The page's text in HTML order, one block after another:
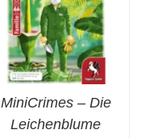
MiniCrimes – Die
Leichenblume